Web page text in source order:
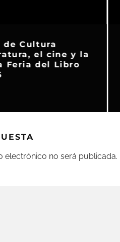
de Cultura
el cine y la
Feria del Libro
electrónico no será publicada.